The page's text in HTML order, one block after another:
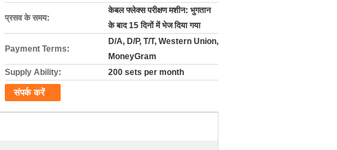
प्रसव के समय:
केबल फ्लेक्स परीक्षण मशीन: भुगतान
के बाद 15 दिनों में भेज दिया गया
Payment Terms:
D/A, D/P, T/T, Western Union,
MoneyGram
Supply Ability:
200 sets per month
संपर्क करें